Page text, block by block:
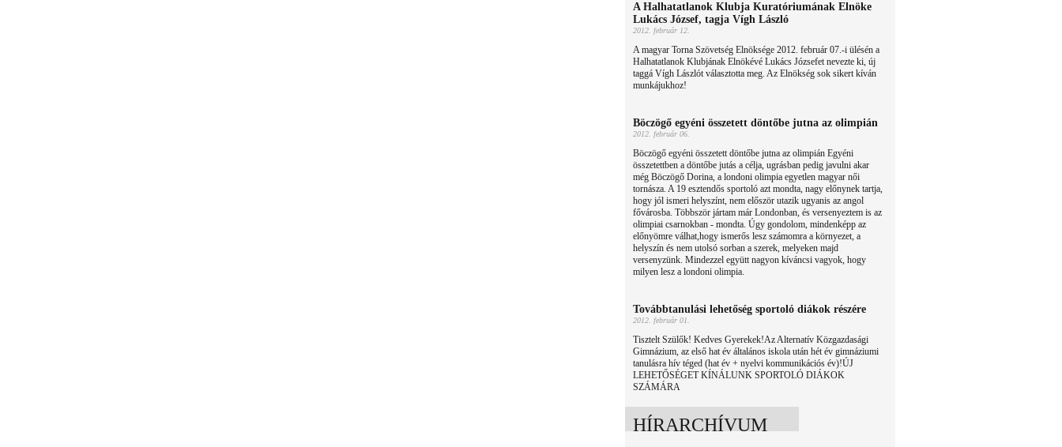
A Halhatatlanok Klubja Kuratóriumának Elnöke
Lukács József, tagja Vígh László
2012. február 12.
A magyar Torna Szövetség Elnöksége 2012. február 07.-i ülésén a
Halhatatlanok Klubjának Elnökévé Lukács Józsefet nevezte ki, új
taggá Vígh Lászlót választotta meg. Az Elnökség sok sikert kíván
munkájukhoz!
Böczögő egyéni összetett döntőbe jutna az olimpián
2012. február 06.
Böczögő egyéni összetett döntőbe jutna az olimpián Egyéni
összetettben a döntőbe jutás a célja, ugrásban pedig javulni akar
még Böczögő Dorina, a londoni olimpia egyetlen magyar női
tornásza. A 19 esztendős sportoló azt mondta, nagy előnynek tartja,
hogy jól ismeri helyszínt, nem először utazik ugyanis az angol
fővárosba. Többször jártam már Londonban, és versenyeztem is az
olimpiai csarnokban - mondta. Úgy gondolom, mindenképp az
előnyömre válhat,hogy ismerős lesz számomra a környezet, a
helyszín és nem utolsó sorban a szerek, melyeken majd
versenyzünk. Mindezzel együtt nagyon kíváncsi vagyok, hogy
milyen lesz a londoni olimpia.
Továbbtanulási lehetőség sportoló diákok részére
2012. február 01.
Tisztelt Szülők! Kedves Gyerekek!Az Alternatív Közgazdasági
Gimnázium, az első hat év általános iskola után hét év gimnáziumi
tanulásra hív téged (hat év + nyelvi kommunikációs év)!ÚJ
LEHETŐSÉGET KÍNÁLUNK SPORTOLÓ DIÁKOK
SZÁMÁRA
HÍRARCHÍVUM